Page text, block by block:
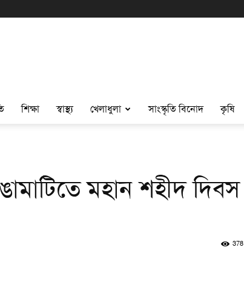
শিক্ষা স্বাস্থ্য খেলাধুলা সাংস্কৃতি বিনোদ কৃষি
মহান শহীদ দিবস
378